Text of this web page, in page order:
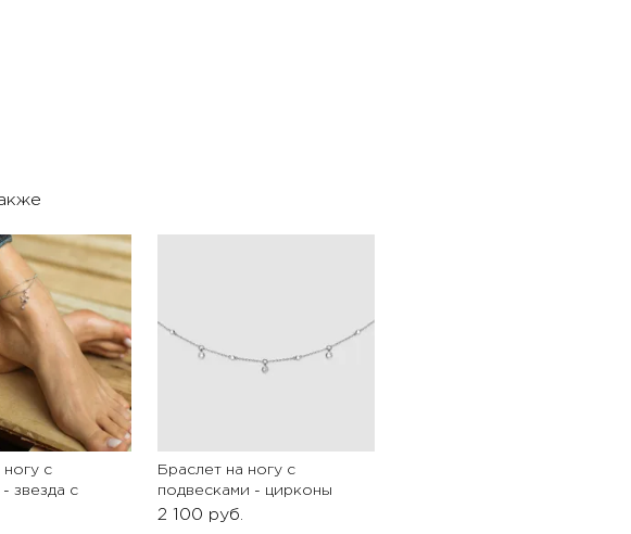
ногу с
звезда с
Браслет на ногу с
подвесками - цирконы
2 100 руб.